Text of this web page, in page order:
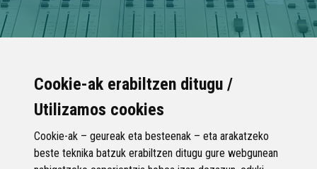
Cookie-ak erabiltzen ditugu /
Utilizamos cookies
Cookie-ak – geureak eta besteenak – eta arakatzeko
beste teknika batzuk erabiltzen ditugu gure webgunean